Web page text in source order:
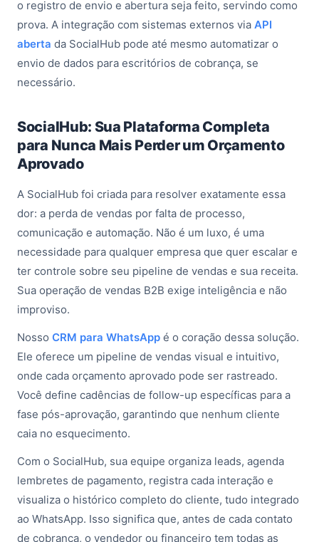
o registro de envio e abertura seja feito, servindo como
prova. A integração com sistemas externos via API
aberta da SocialHub pode até mesmo automatizar o
envio de dados para escritórios de cobrança, se
necessário.
SocialHub: Sua Plataforma Completa
para Nunca Mais Perder um Orçamento
Aprovado
A SocialHub foi criada para resolver exatamente essa
dor: a perda de vendas por falta de processo,
comunicação e automação. Não é um luxo, é uma
necessidade para qualquer empresa que quer escalar e
ter controle sobre seu pipeline de vendas e sua receita.
Sua operação de vendas B2B exige inteligência e não
improviso.
Nosso CRM para WhatsApp é o coração dessa solução.
Ele oferece um pipeline de vendas visual e intuitivo,
onde cada orçamento aprovado pode ser rastreado.
Você define cadências de follow-up específicas para a
fase pós-aprovação, garantindo que nenhum cliente
caia no esquecimento.
Com o SocialHub, sua equipe organiza leads, agenda
lembretes de pagamento, registra cada interação e
visualiza o histórico completo do cliente, tudo integrado
ao WhatsApp. Isso significa que, antes de cada contato
de cobrança, o vendedor ou financeiro tem todas as